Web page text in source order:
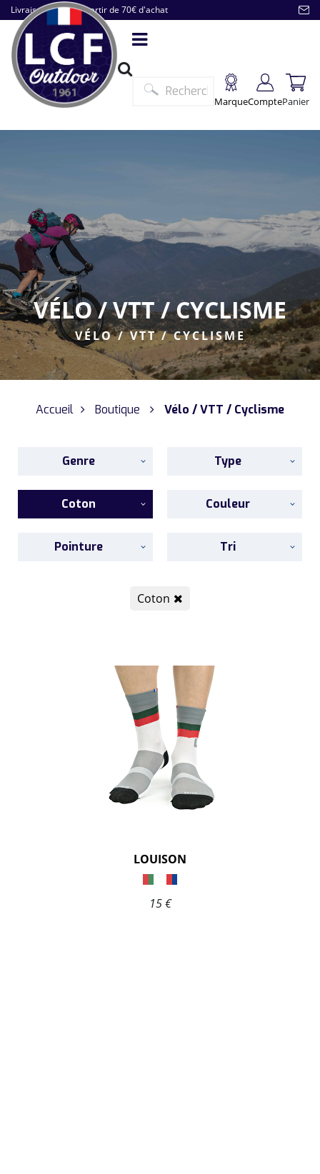
Livraison offerte à partir de 70€ d'achat
MarqueComptePanier
VÉLO / VTT / CYCLISME
VÉLO / VTT / CYCLISME
Accueil Boutique Vélo / VTT / Cyclisme
Genre Type
Coton Couleur
Pointure Tri
Coton
LOUISON
15 €